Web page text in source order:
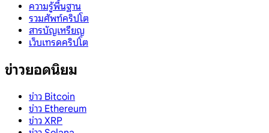
ความรู้พื้นฐาน
รวมศัพท์คริปโต
สารบัญเหรียญ
เว็บเทรดคริปโต
ข่าวยอดนิยม
ข่าว Bitcoin
ข่าว Ethereum
ข่าว XRP